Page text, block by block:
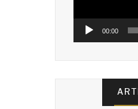
00:00